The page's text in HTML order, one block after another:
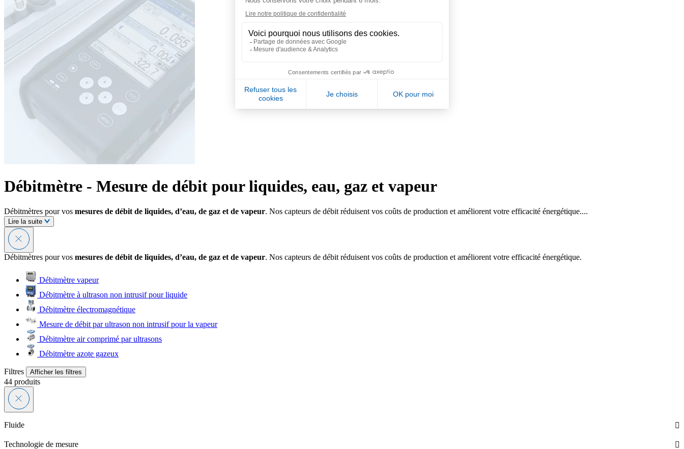
Débitmètre - Mesure de débit pour liquides, eau, gaz et vapeur
Débitmètres pour vos mesures de débit de liquides, d’eau, de gaz et de vapeur. Nos capteurs de débit réduisent vos coûts de production et améliorent votre efficacité énergétique....
Lire la suite
Débitmètres pour vos mesures de débit de liquides, d’eau, de gaz et de vapeur. Nos capteurs de débit réduisent vos coûts de production et améliorent votre efficacité énergétique.
Débitmètre vapeur
Débitmètre à ultrason non intrusif pour liquide
Débitmètre électromagnétique
Mesure de débit par ultrason non intrusif pour la vapeur
Débitmètre air comprimé par ultrasons
Débitmètre azote gazeux
Filtres Afficher les filtres
44 produits
Fluide
Technologie de mesure